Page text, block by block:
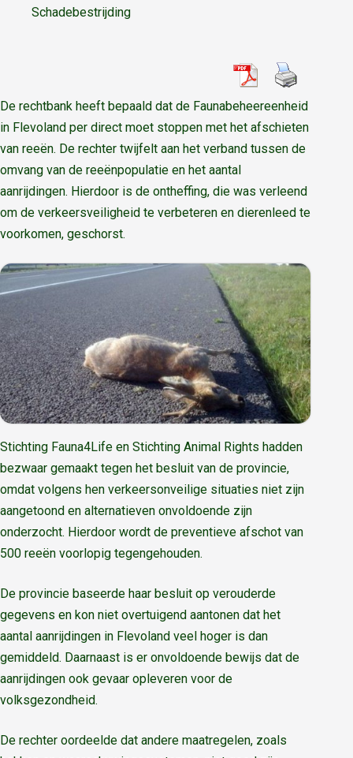
Schadebestrijding
De rechtbank heeft bepaald dat de Faunabeheereenheid
in Flevoland per direct moet stoppen met het afschieten
van reeën. De rechter twijfelt aan het verband tussen de
omvang van de reeënpopulatie en het aantal
aanrijdingen. Hierdoor is de ontheffing, die was verleend
om de verkeersveiligheid te verbeteren en dierenleed te
voorkomen, geschorst.
Stichting Fauna4Life en Stichting Animal Rights hadden
bezwaar gemaakt tegen het besluit van de provincie,
omdat volgens hen verkeersonveilige situaties niet zijn
aangetoond en alternatieven onvoldoende zijn
onderzocht. Hierdoor wordt de preventieve afschot van
500 reeën voorlopig tegengehouden.
De provincie baseerde haar besluit op verouderde
gegevens en kon niet overtuigend aantonen dat het
aantal aanrijdingen in Flevoland veel hoger is dan
gemiddeld. Daarnaast is er onvoldoende bewijs dat de
aanrijdingen ook gevaar opleveren voor de
volksgezondheid.
De rechter oordeelde dat andere maatregelen, zoals